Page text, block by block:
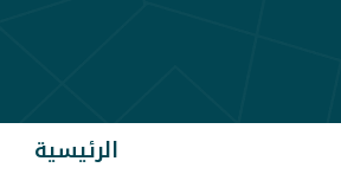
الرئيسية